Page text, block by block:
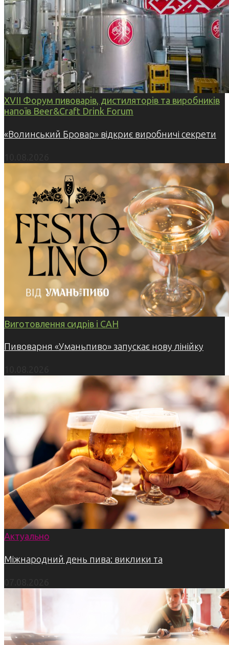
XVII Форум пивоварів, дистиляторів та виробників
напоїв Beer&Craft Drink Forum
«Волинський Бровар» відкриє виробничі секрети
Виготовлення сидрів і САН
Пивоварня «Уманьпиво» запускає нову лінійку
Актуально
Міжнародний день пива: виклики та